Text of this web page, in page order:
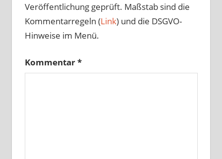
Veröffentlichung geprüft. Maßstab sind die
Kommentarregeln (Link) und die DSGVO-
Hinweise im Menü.
Kommentar*